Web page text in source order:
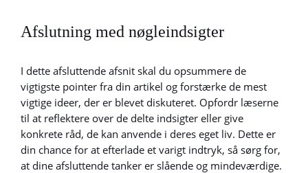
Afslutning med nøgleindsigter
I dette afsluttende afsnit skal du opsummere de
vigtigste pointer fra din artikel og forstærke de mest
vigtige ideer, der er blevet diskuteret. Opfordr læserne
til at reflektere over de delte indsigter eller give
konkrete råd, de kan anvende i deres eget liv. Dette er
din chance for at efterlade et varigt indtryk, så sørg for,
at dine afsluttende tanker er slående og mindeværdige.